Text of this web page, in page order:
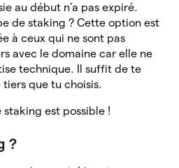
au début n’a pas expiré.
de staking ? Cette option est
à ceux qui ne sont pas
avec le domaine car elle ne
technique. Il suffit de te
tiers que tu choisis.
staking est possible !
?